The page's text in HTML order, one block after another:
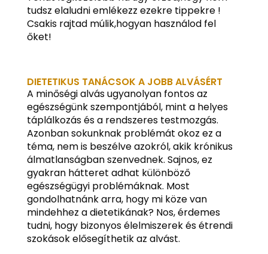
tudsz elaludni emlékezz ezekre tippekre !
Csakis rajtad múlik,hogyan használod fel
őket!
DIETETIKUS TANÁCSOK A JOBB ALVÁSÉRT
A minőségi alvás ugyanolyan fontos az
egészségünk szempontjából, mint a helyes
táplálkozás és a rendszeres testmozgás.
Azonban sokunknak problémát okoz ez a
téma, nem is beszélve azokról, akik krónikus
álmatlanságban szenvednek. Sajnos, ez
gyakran hátteret adhat különböző
egészségügyi problémáknak. Most
gondolhatnánk arra, hogy mi köze van
mindehhez a dietetikának? Nos, érdemes
tudni, hogy bizonyos élelmiszerek és étrendi
szokások elősegíthetik az alvást.